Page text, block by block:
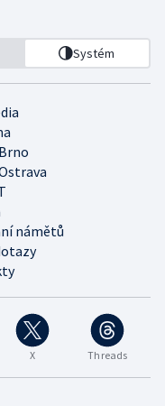
Systém
námětů
X Threads